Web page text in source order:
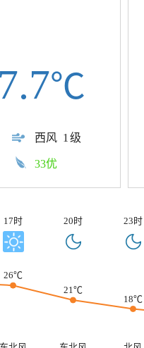
西风 1级
℃
33优
17时 20时 23时
26℃
21℃
18℃